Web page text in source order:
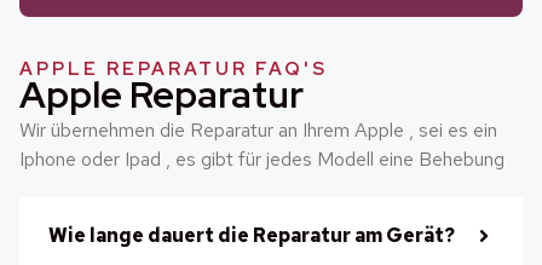
APPLE REPARATUR FAQ'S
Apple Reparatur
Wir übernehmen die Reparatur an Ihrem Apple , sei es ein
Iphone oder Ipad , es gibt für jedes Modell eine Behebung
Wie lange dauert die Reparatur am Gerät?